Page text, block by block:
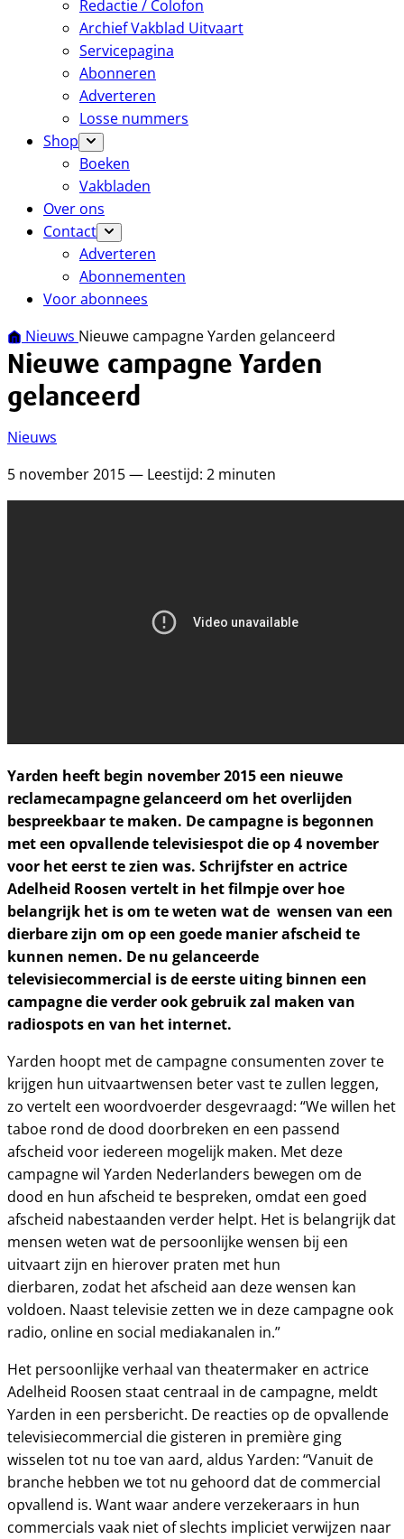
Redactie / Colofon
Archief Vakblad Uitvaart
Servicepagina
Abonneren
Adverteren
Losse nummers
Shop
Boeken
Vakbladen
Over ons
Contact
Adverteren
Abonnementen
Voor abonnees
Nieuws Nieuwe campagne Yarden gelanceerd
Nieuwe campagne Yarden
gelanceerd
Nieuws
5 november 2015 — Leestijd: 2 minuten
Yarden heeft begin november 2015 een nieuwe
reclamecampagne gelanceerd om het overlijden
bespreekbaar te maken. De campagne is begonnen
met een opvallende televisiespot die op 4 november
voor het eerst te zien was. Schrijfster en actrice
Adelheid Roosen vertelt in het filmpje over hoe
belangrijk het is om te weten wat de wensen van een
dierbare zijn om op een goede manier afscheid te
kunnen nemen. De nu gelanceerde
televisiecommercial is de eerste uiting binnen een
campagne die verder ook gebruik zal maken van
radiospots en van het internet.
Yarden hoopt met de campagne consumenten zover te
krijgen hun uitvaartwensen beter vast te zullen leggen,
zo vertelt een woordvoerder desgevraagd: “We willen het
taboe rond de dood doorbreken en een passend
afscheid voor iedereen mogelijk maken. Met deze
campagne wil Yarden Nederlanders bewegen om de
dood en hun afscheid te bespreken, omdat een goed
afscheid nabestaanden verder helpt. Het is belangrijk dat
mensen weten wat de persoonlijke wensen bij een
uitvaart zijn en hierover praten met hun
dierbaren, zodat het afscheid aan deze wensen kan
voldoen. Naast televisie zetten we in deze campagne ook
radio, online en social mediakanalen in.”
Het persoonlijke verhaal van theatermaker en actrice
Adelheid Roosen staat centraal in de campagne, meldt
Yarden in een persbericht. De reacties op de opvallende
televisiecommercial die gisteren in première ging
wisselen tot nu toe van aard, aldus Yarden: “Vanuit de
branche hebben we tot nu gehoord dat de commercial
opvallend is. Want waar andere verzekeraars in hun
commercials vaak niet of slechts impliciet verwijzen naar